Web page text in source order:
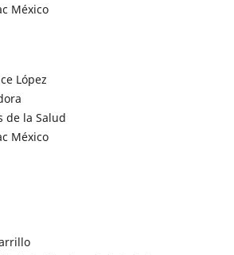
México
López
de la Salud
México